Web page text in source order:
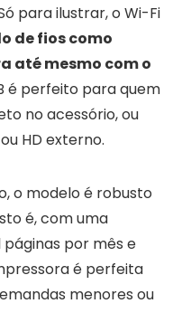
para ilustrar, o Wi-Fi
de fios como
até mesmo com o
é perfeito para quem
no acessório, ou
HD externo.
o modelo é robusto
é, com uma
por mês e
é perfeita
menores ou